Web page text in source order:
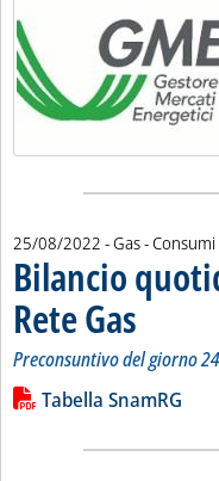
25/08/2022 - Gas -
Bilancio
Rete Gas . Sottotitolo:
. Pubblicata
Preconsuntivo del giorno
Leggi tutta la notizia:
Lista allegati PDF
Tabella SnamRG